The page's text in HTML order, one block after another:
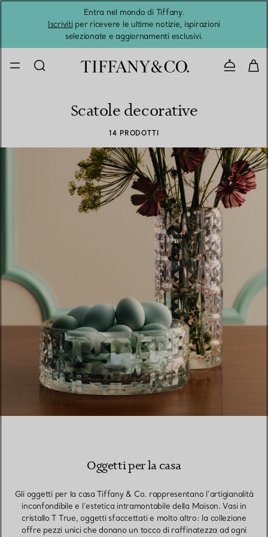
Entra nel mondo di Tiffany.
Iscrivitiper ricevere le ultime notizie, ispirazioni
selezionate e aggiornamenti esclusivi.
Scatole decorative
14 PRODOTTI
Oggetti per la casa
Gli oggetti per la casa Tiffany & Co. rappresentano l’artigianalità
inconfondibile e l’estetica intramontabile della Maison. Vasi in
cristallo T True, oggetti sfaccettati e molto altro: la collezione
offre pezzi unici che donano un tocco di raffinatezza ad ogni